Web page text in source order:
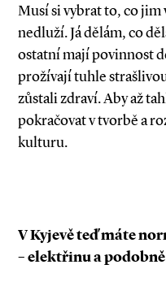
Musí si vybrat to, co
nedluží. Já dělám, co
ostatní mají povinnost
prožívají tuhle
zůstali zdraví. Aby až
pokračovat v tvorbě a
kulturu.
V Kyjevě teď máte
– elektřinu a